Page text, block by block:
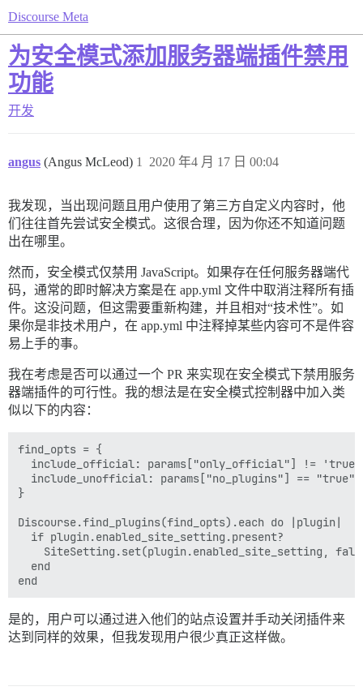
Discourse Meta
为安全模式添加服务器端插件禁用
功能
开发
angus (Angus McLeod) 2020 年4 月 17 日 00:04
1
我发现，当出现问题且用户使用了第三方自定义内容时，他
们往往首先尝试安全模式。这很合理，因为你还不知道问题
出在哪里。
然而，安全模式仅禁用 JavaScript。如果存在任何服务器端代
码，通常的即时解决方案是在 app.yml 文件中取消注释所有插
件。这没问题，但这需要重新构建，并且相对“技术性”。如
果你是非技术用户，在 app.yml 中注释掉某些内容可不是件容
易上手的事。
我在考虑是否可以通过一个 PR 来实现在安全模式下禁用服务
器端插件的可行性。我的想法是在安全模式控制器中加入类
似以下的内容：
find_opts = {
include_official: params["only_official"] !=
  include_unofficial: params["no_plugins"] == "true"
}
Discourse.find_plugins(find_opts).each do |plugin|
  if plugin.enabled_site_setting.present?
SiteSetting.set(plugin.enabled_site_setting,
  end
是的，用户可以通过进入他们的站点设置并手动关闭插件来
达到同样的效果，但我发现用户很少真正这样做。